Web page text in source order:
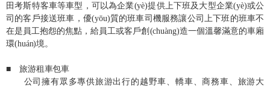
田考斯特客車等車型，可以為企業(yè)提供上下班及大型企業(yè)或公
司的客戶接送班車，優(yōu)質的班車司機服務讓公司上下班的班車不
在是員工抱怨的焦點，給員工或客戶創(chuàng)造一個溫馨滿意的車廂
環(huán)境。
■ 旅游租車包車
公司擁有眾多專供旅游出行的越野車、轎車、商務車、旅游大